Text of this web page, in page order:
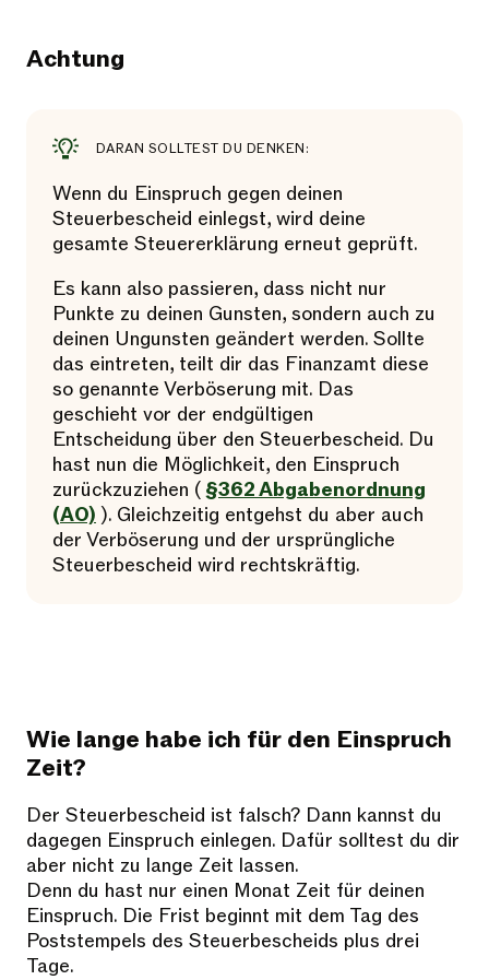
Achtung
DARAN SOLLTEST DU DENKEN:
Wenn du Einspruch gegen deinen
Steuerbescheid einlegst, wird deine
gesamte Steuererklärung erneut geprüft.
Es kann also passieren, dass nicht nur
Punkte zu deinen Gunsten, sondern auch zu
deinen Ungunsten geändert werden. Sollte
das eintreten, teilt dir das Finanzamt diese
so genannte Verböserung mit. Das
geschieht vor der endgültigen
Entscheidung über den Steuerbescheid. Du
hast nun die Möglichkeit, den Einspruch
zurückzuziehen (§362 Abgabenordnung
(AO) ). Gleichzeitig entgehst du aber auch
der Verböserung und der ursprüngliche
Steuerbescheid wird rechtskräftig.
Wie lange habe ich für den Einspruch
Zeit?
Der Steuerbescheid ist falsch? Dann kannst du
dagegen Einspruch einlegen. Dafür solltest du dir
aber nicht zu lange Zeit lassen.
Denn du hast nur einen Monat Zeit für deinen
Einspruch. Die Frist beginnt mit dem Tag des
Poststempels des Steuerbescheids plus drei
Tage.